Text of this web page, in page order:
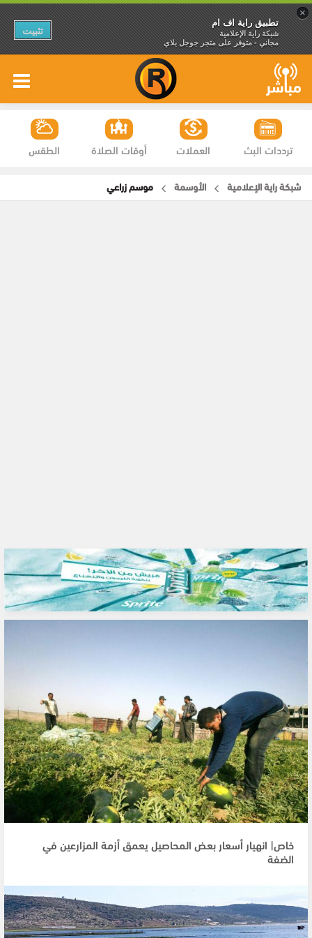
×
تطبيق راية اف ام
شبكة راية الإعلامية
مجاني - متوفر على متجر جوجل بلاي
تثبيت
الطقس أوقات الصلاة العملات ترددات البث
شبكة راية الإعلامية الأوسمة موسم زراعي
خاص| انهيار أسعار بعض المحاصيل يعمق أزمة المزارعين في
الضفة